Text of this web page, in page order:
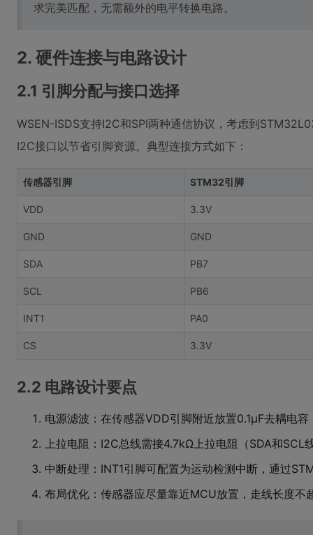
求完美匹配，无需额外的电平转换电路。
2. 硬件连接与电路设计
2.1 引脚分配与接口选择
WSEN-ISDS支持I2C和SPI两种通信协议，考虑到
I2C接口以节省引脚资源。典型连接方式如下：
传感器引脚 STM32引脚
VDD 3.3V
GND GND
SDA PB7
SCL PB6
INT1 PA0
CS 3.3V
2.2 电路设计要点
电源滤波：在传感器VDD引脚附近放置0.1μF去耦电
上拉电阻：I2C总线需接4.7kΩ上拉电阻（SDA和SCL
中断处理：INT1引脚可配置为运动检测中断，通过
布局优化：传感器应尽量靠近MCU放置，走线长度不